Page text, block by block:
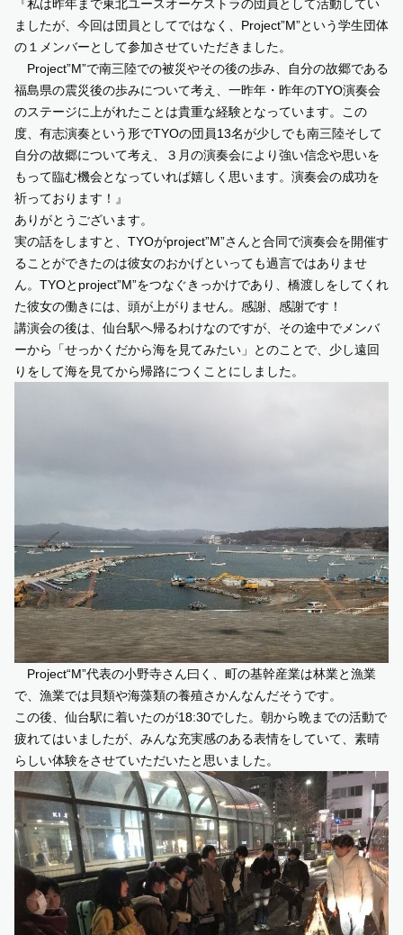
『私は昨年まで東北ユースオーケストラの団員として活動してい
ましたが、今回は団員としてではなく、Project”M”という学生団体
の１メンバーとして参加させていただきました。
Project”M”で南三陸での被災やその後の歩み、自分の故郷である
福島県の震災後の歩みについて考え、一昨年・昨年のTYO演奏会
のステージに上がれたことは貴重な経験となっています。この
度、有志演奏という形でTYOの団員13名が少しでも南三陸そして
自分の故郷について考え、３月の演奏会により強い信念や思いを
もって臨む機会となっていれば嬉しく思います。演奏会の成功を
祈っております！』
ありがとうございます。
実の話をしますと、TYOがproject”M”さんと合同で演奏会を開催す
ることができたのは彼女のおかげといっても過言ではありませ
ん。TYOとproject”M”をつなぐきっかけであり、橋渡しをしてくれ
た彼女の働きには、頭が上がりません。感謝、感謝です！
講演会の後は、仙台駅へ帰るわけなのですが、その途中でメンバ
ーから「せっかくだから海を見てみたい」とのことで、少し遠回
りをして海を見てから帰路につくことにしました。
Project“M”代表の小野寺さん曰く、町の基幹産業は林業と漁業
で、漁業では貝類や海藻類の養殖さかんなんだそうです。
この後、仙台駅に着いたのが18:30でした。朝から晩までの活動で
疲れてはいましたが、みんな充実感のある表情をしていて、素晴
らしい体験をさせていただいたと思いました。